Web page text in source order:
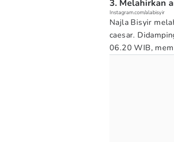
3. Melahirkan
Instagram.com/alabisyir
Najla Bisyir
caesar.
06.20 WIB,